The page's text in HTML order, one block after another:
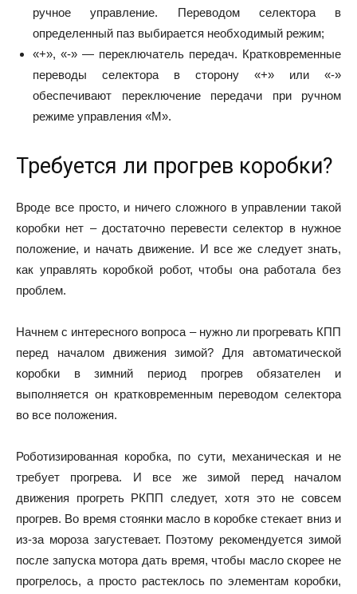
ручное управление. Переводом селектора в
определенный паз выбирается необходимый режим;
«+», «-» — переключатель передач. Кратковременные
переводы селектора в сторону «+» или «-»
обеспечивают переключение передачи при ручном
режиме управления «М».
Требуется ли прогрев коробки?
Вроде все просто, и ничего сложного в управлении такой
коробки нет – достаточно перевести селектор в нужное
положение, и начать движение. И все же следует знать,
как управлять коробкой робот, чтобы она работала без
проблем.
Начнем с интересного вопроса – нужно ли прогревать КПП
перед началом движения зимой? Для автоматической
коробки в зимний период прогрев обязателен и
выполняется он кратковременным переводом селектора
во все положения.
Роботизированная коробка, по сути, механическая и не
требует прогрева. И все же зимой перед началом
движения прогреть РКПП следует, хотя это не совсем
прогрев. Во время стоянки масло в коробке стекает вниз и
из-за мороза загустевает. Поэтому рекомендуется зимой
после запуска мотора дать время, чтобы масло скорее не
прогрелось, а просто растеклось по элементам коробки,